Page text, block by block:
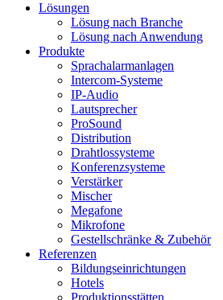
Lösungen
Lösung nach Branche
Lösung nach Anwendung
Produkte
Sprachalarmanlagen
Intercom-Systeme
IP-Audio
Lautsprecher
ProSound
Distribution
Drahtlossysteme
Konferenzsysteme
Verstärker
Mischer
Megafone
Mikrofone
Gestellschränke & Zubehör
Referenzen
Bildungseinrichtungen
Hotels
Produktionsstätten